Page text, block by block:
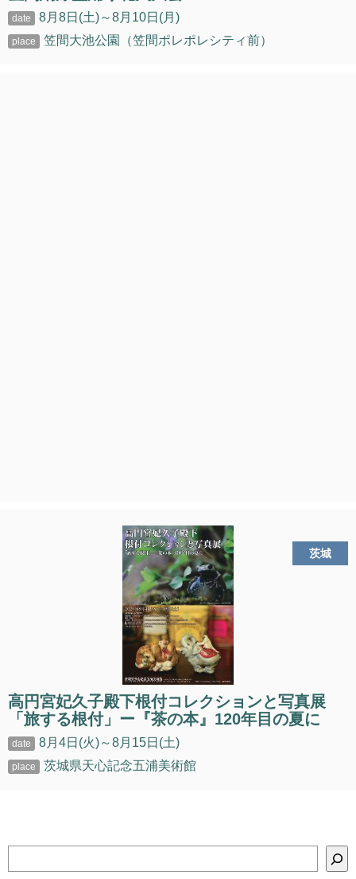
8月8日(土)～8月10日(月)
笠間大池公園（笠間ポレポレシティ前）
茨城
高円宮妃久子殿下根付コレクションと写真展
「旅する根付」ー『茶の本』120年目の夏に
8月4日(火)～8月15日(土)
茨城県天心記念五浦美術館
索